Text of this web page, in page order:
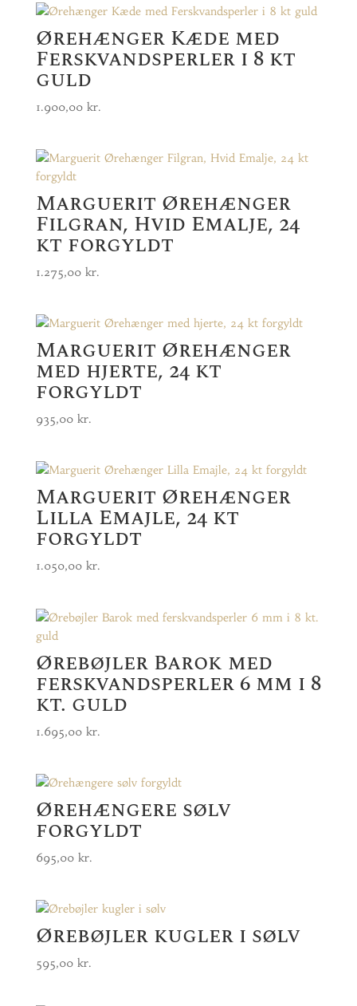
Ørehænger Kæde med
Ferskvandsperler i 8 kt
guld
1.900,00 kr.
Marguerit Ørehænger
Filgran, Hvid Emalje, 24
kt forgyldt
1.275,00 kr.
Marguerit Ørehænger
med hjerte, 24 kt
forgyldt
935,00 kr.
Marguerit Ørehænger
Lilla Emajle, 24 kt
forgyldt
1.050,00 kr.
Ørebøjler Barok med
ferskvandsperler 6 mm i 8
kt. guld
1.695,00 kr.
Ørehængere sølv
forgyldt
695,00 kr.
Ørebøjler kugler i sølv
595,00 kr.